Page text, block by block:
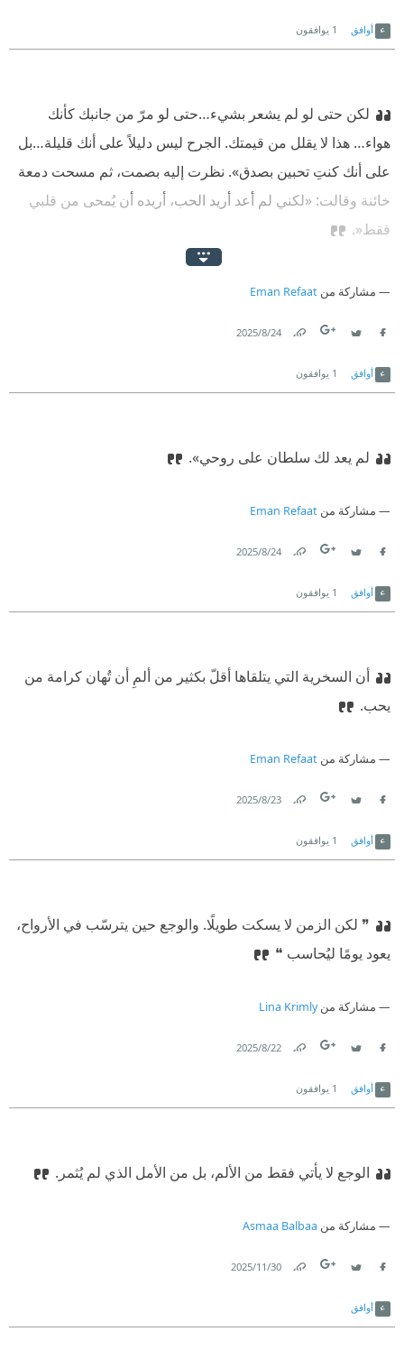
أوافق 1 يوافقون
لكن حتى لو لم يشعر بشيء…حتى لو مرّ من جانبك كأنك
هواء… هذا لا يقلل من قيمتك. الجرح ليس دليلاً على أنك قليلة…بل
على أنك كنتِ تحبين بصدق».‏ ‫ ‏نظرت إليه بصمت، ثم مسحت دمعة
خائنة وقالت: «لكني لم أعد أريد الحب، أريده أن يُمحى من قلبي
فقط«.‏
مشاركة من Eman Refaat
24‏/8‏/2025
أوافق 1 يوافقون
لم يعد لك سلطان على روحي».‏
مشاركة من Eman Refaat
24‏/8‏/2025
أوافق 1 يوافقون
أن السخرية التي يتلقاها أقلّ بكثير من ألمِ أن تُهان كرامة من
يحب.‏
مشاركة من Eman Refaat
23‏/8‏/2025
أوافق 1 يوافقون
❞ لكن الزمن لا يسكت طويلًا. والوجع حين يترسّب في الأرواح،
يعود يومًا ليُحاسب ❝
مشاركة منLina Krimly
22‏/8‏/2025
أوافق 1 يوافقون
الوجع لا يأتي فقط من الألم، بل من الأمل الذي لم يُثمر.‏
مشاركة من Asmaa Balbaa
30‏/11‏/2025
أوافق